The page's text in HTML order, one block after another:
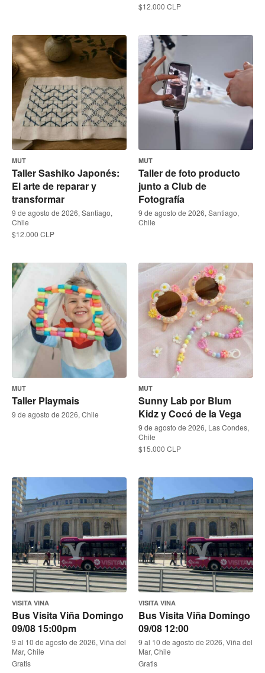
$12.000 CLP
MUT
Taller Sashiko Japonés:
El arte de reparar y
transformar
9 de agosto de 2026, Santiago,
Chile
$12.000 CLP
MUT
Taller de foto producto
junto a Club de
Fotografía
9 de agosto de 2026, Santiago,
Chile
MUT
Taller Playmais
9 de agosto de 2026, Chile
MUT
Sunny Lab por Blum
Kidz y Cocó de la Vega
9 de agosto de 2026, Las Condes,
Chile
$15.000 CLP
VISITA VINA
Bus Visita Viña Domingo
09/08 15:00pm
9 al 10 de agosto de 2026, Viña del
Mar, Chile
Gratis
VISITA VINA
Bus Visita Viña Domingo
09/08 12:00
9 al 10 de agosto de 2026, Viña del
Mar, Chile
Gratis